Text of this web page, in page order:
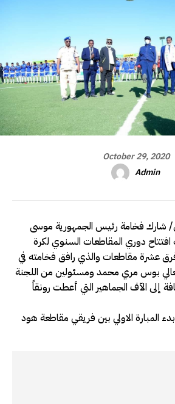
October 29, 2020
Admin
شارك فخامة رئيس الجمهورية موسى
دوري المقاطعات السنوي لكرة
عشرة مقاطعات والذي رافق فخامته في
معالي بوس مري محمد ومسئولين من اللجنة
إلى الآف الجماهير التي أعطت رونقاً
المبارة الاولي بين فريقي مقاطعة هود